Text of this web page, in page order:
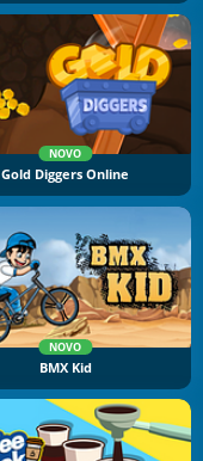
NOVO
Gold Diggers Online
NOVO
BMX Kid